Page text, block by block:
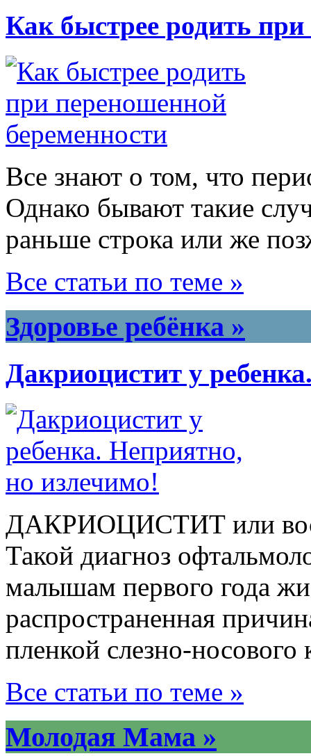
Как быстрее родить
Все знают о том, что
Однако бывают такие
раньше строка или же
Все статьи по теме »
Здоровье ребёнка »
Дакриоцистит у
ДАКРИОЦИСТИТ или
Такой диагноз
малышам первого года
распространенная
пленкой слезно-носового
Все статьи по теме »
Молодая Мама »